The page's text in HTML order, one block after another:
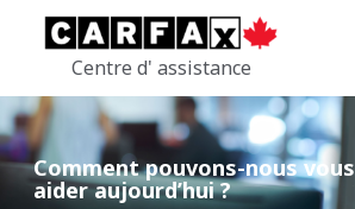
Centre d' assistance
Comment pouvons-nous vous
aider aujourd’hui ?